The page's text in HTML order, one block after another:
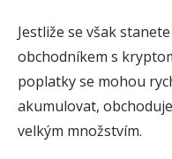
Jestliže se však
obchodníkem s
poplatky se mohou
akumulovat,
velkým množstvím.